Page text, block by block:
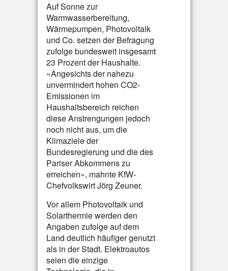
Auf Sonne zur
Warmwasserbereitung,
Wärmepumpen, Photovoltaik
und Co. setzen der Befragung
zufolge bundesweit insgesamt
23 Prozent der Haushalte.
«Angesichts der nahezu
unvermindert hohen CO2-
Emissionen im
Haushaltsbereich reichen
diese Anstrengungen jedoch
noch nicht aus, um die
Klimaziele der
Bundesregierung und die des
Pariser Abkommens zu
erreichen», mahnte KfW-
Chefvolkswirt Jörg Zeuner.
Vor allem Photovoltaik und
Solarthermie werden den
Angaben zufolge auf dem
Land deutlich häufiger genutzt
als in der Stadt. Elektroautos
seien die einzige